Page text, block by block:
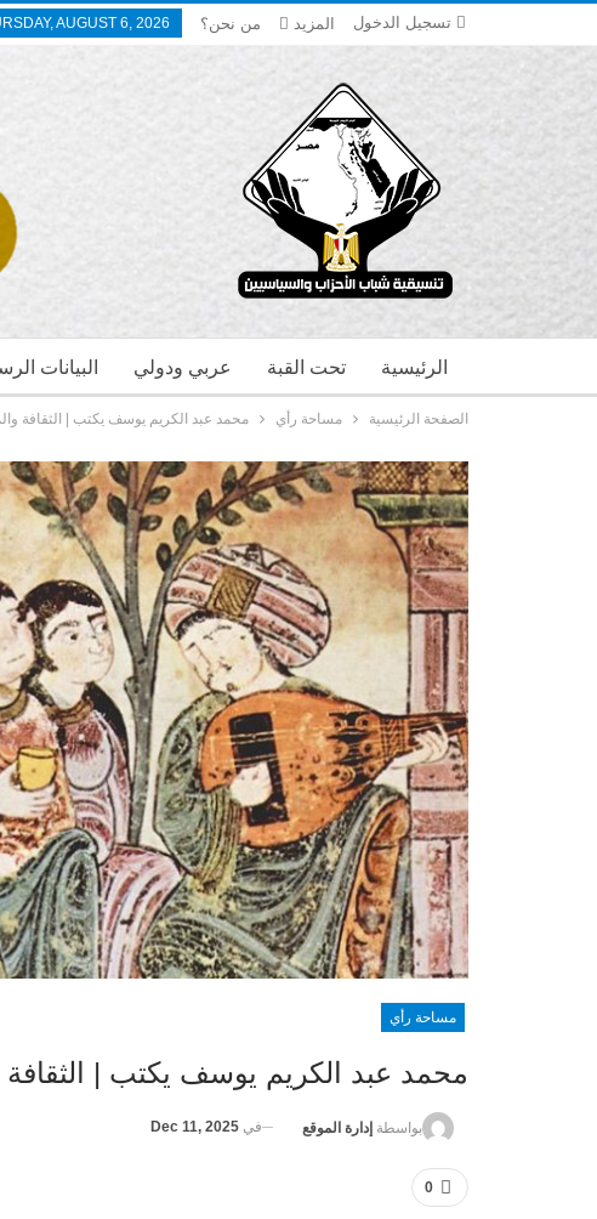
تسجيل الدخول AUGUST 6, 2026 من نحن؟ المزيد
البيانات عربي ودولي تحت القبة الرئيسية
الصفحة الرئيسية مساحة رأي محمد عبد الكريم يوسف يكتب | الثقافة
مساحة رأي
محمد عبد الكريم يوسف يكتب |
بواسطة إدارة الموقع في Dec 11, 2025
0